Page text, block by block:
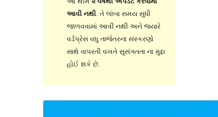
આવી નથી. તે લાંબા સમય સુધી
જાળવવામાં આવી નથી અને જ્યારે
વર્ડપ્રેસ વધુ તાજેતરના સંસ્કરણો
સાથે વાપરતી વખતે સુસંગતતા ના મુદ્દા
હોઈ શકે છે.